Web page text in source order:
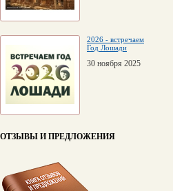
2026 - встречаем
Год Лошади
30 ноября 2025
ОТЗЫВЫ И ПРЕДЛОЖЕНИЯ